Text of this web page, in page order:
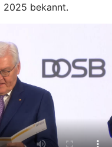
2025 bekannt.